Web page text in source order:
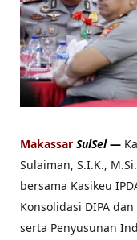
Makassar SulSel—
Sulaiman, S.I.K.,
bersama Kasikeu
Konsolidasi DIPA
serta Penyusunan